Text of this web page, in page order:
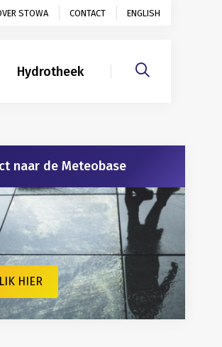
STOWA CONTACT ENGLISH
Hydrotheek
naar de Meteobase
HIER